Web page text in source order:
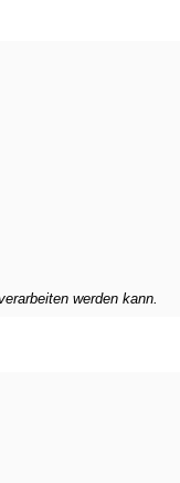
werden kann.